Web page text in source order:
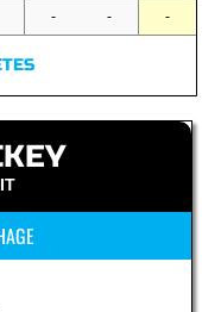
- - -